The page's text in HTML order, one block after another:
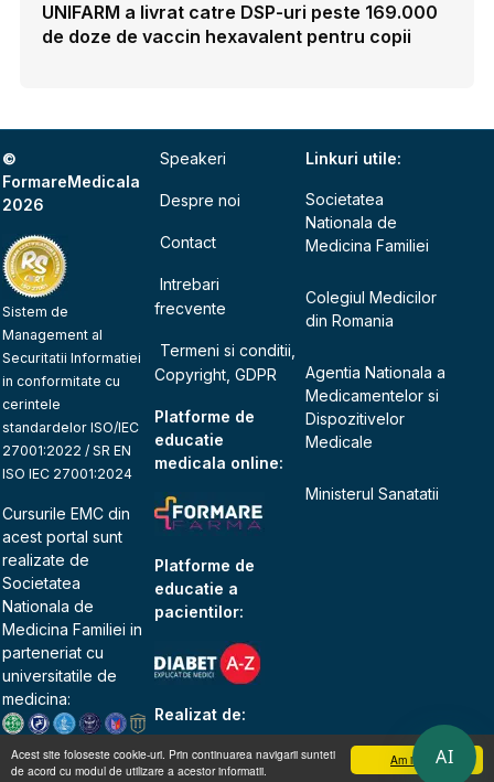
Am inteles
Acest site foloseste cookie-uri. Prin continuarea navigarii sunteti
de acord cu modul de utilizare a acestor informatii.
UNIFARM a livrat catre DSP-uri peste 169.000
de doze de vaccin hexavalent pentru copii
©
FormareMedicala
2026
Sistem de
Management al
Securitatii Informatiei
in conformitate cu
cerintele
standardelor ISO/IEC
27001:2022 / SR EN
ISO IEC 27001:2024
Cursurile EMC din
acest portal sunt
realizate de
Societatea
Nationala de
Medicina Familiei in
parteneriat cu
universitatile de
medicina:
Speakeri
Despre noi
Contact
Intrebari
frecvente
Termeni si conditii,
Copyright, GDPR
Platforme de
educatie
medicala online:
Platforme de
educatie a
pacientilor:
Realizat de:
Linkuri utile:
Societatea
Nationala de
Medicina Familiei
Colegiul Medicilor
din Romania
Agentia Nationala a
Medicamentelor si
Dispozitivelor
Medicale
Ministerul Sanatatii
AI